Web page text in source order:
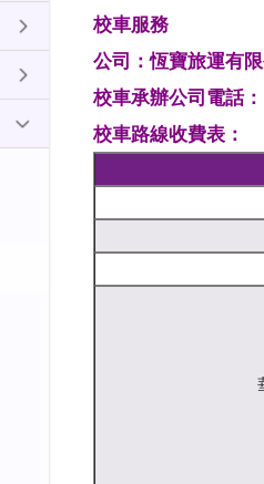
校車服務
公司：恆寶旅運有
校車承辦公司電話
校車路線收費表：